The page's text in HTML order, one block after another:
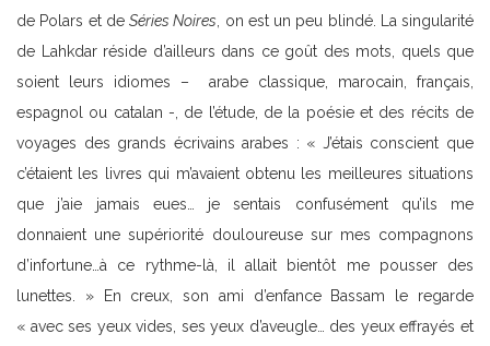
de Polars et de Séries Noires , on est un peu blindé. La singularité
de Lahkdar réside d’ailleurs dans ce goût des mots, quels que
soient leurs idiomes – arabe classique, marocain, français,
espagnol ou catalan -, de l’étude, de la poésie et des récits de
voyages des grands écrivains arabes : « J’étais conscient que
c’étaient les livres qui m’avaient obtenu les meilleures situations
que j’aie jamais eues… je sentais confusément qu’ils me
donnaient une supériorité douloureuse sur mes compagnons
d’infortune…à ce rythme-là, il allait bientôt me pousser des
lunettes. » En creux, son ami d’enfance Bassam le regarde
« avec ses yeux vides, ses yeux d’aveugle… des yeux effrayés et